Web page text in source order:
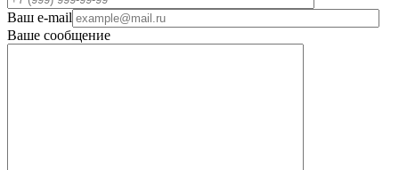
Ваш e-mail
Ваше сообщение